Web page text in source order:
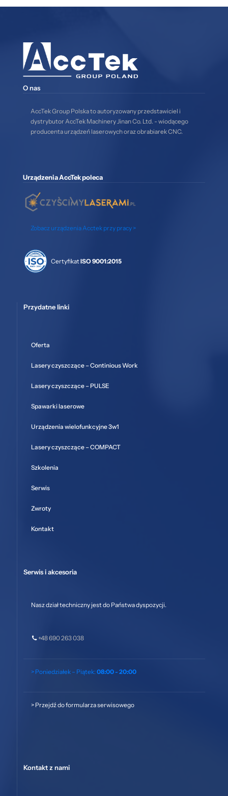
O nas
AccTek Group Polska to autoryzowany przedstawiciel i
dystrybutor AccTek Machinery Jinan Co. Ltd. - wiodącego
producenta urządzeń laserowych oraz obrabiarek CNC.
Urządzenia AccTek poleca
Zobacz urządzenia Acctek przy pracy >
CertyfikatISO 9001:2015
Przydatne linki
Oferta
Lasery czyszczące – Continious Work
Lasery czyszczące – PULSE
Spawarki laserowe
Urządzenia wielofunkcyjne 3w1
Lasery czyszczące – COMPACT
Szkolenia
Serwis
Zwroty
Kontakt
Serwis i akcesoria
Nasz dział techniczny jest do Państwa dyspozycji.
+48 690 263 038
> Poniedziałek – Piątek: 08:00 - 20:00
> Przejdź do formularza serwisowego
Kontakt z nami